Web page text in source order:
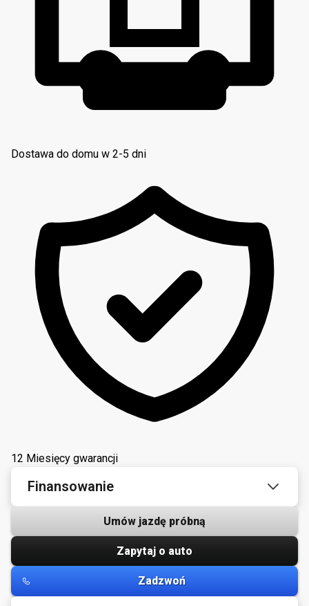
Dostawa do domu w 2-5 dni
12 Miesięcy gwarancji
Finansowanie
Umów jazdę próbną
Zapytaj o auto
Zadzwoń